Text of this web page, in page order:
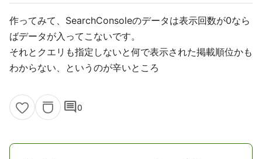
作ってみて、SearchConsoleのデータは表示回数が0なら
ばデータが入ってこないです。
それとクエリも指定しないと何で表示された掲載順位かも
わからない、というのが辛いところ
comment0